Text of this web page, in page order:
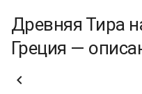
Древняя Тира
Греция —
